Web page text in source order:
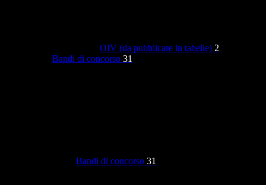
OIV (da pubblicare in tabelle) 2
Bandi di concorso 31
Bandi di concorso 31